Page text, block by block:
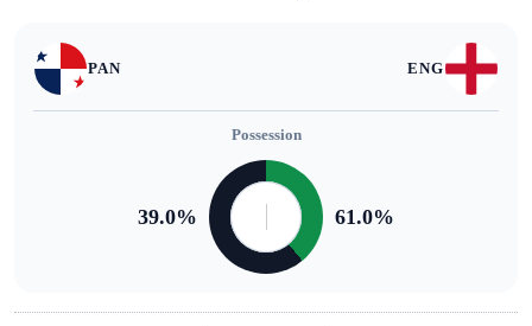
PAN ENG
Possession
39.0% 61.0%